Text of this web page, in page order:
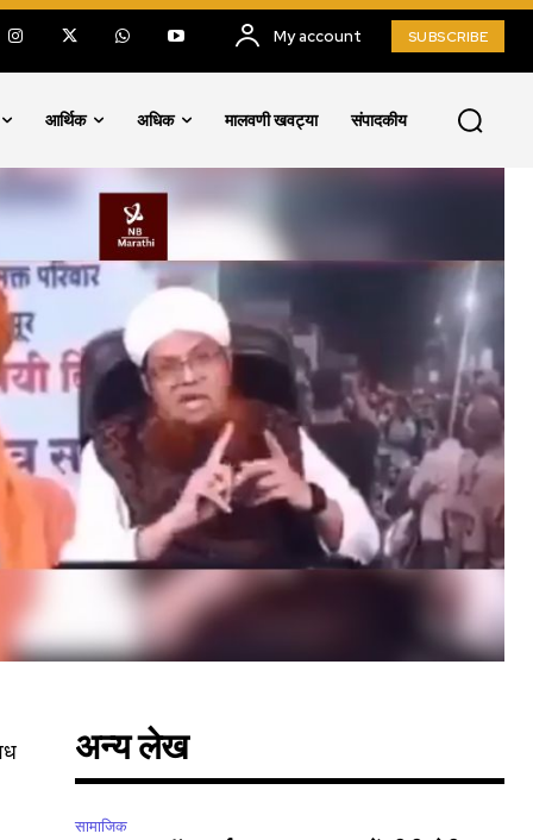
My account SUBSCRIBE
आर्थिक अधिक मालवणी खवट्या संपादकीय
अन्य लेख
सामाजिक